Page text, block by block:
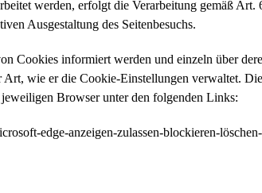
werden, erfolgt die Verarbeitung gemäß
Ausgestaltung des Seitenbesuchs.
Cookies informiert werden und einzeln über
wie er die Cookie-Einstellungen verwaltet.
Browser unter den folgenden Links:
edge-anzeigen-zulassen-blockieren-